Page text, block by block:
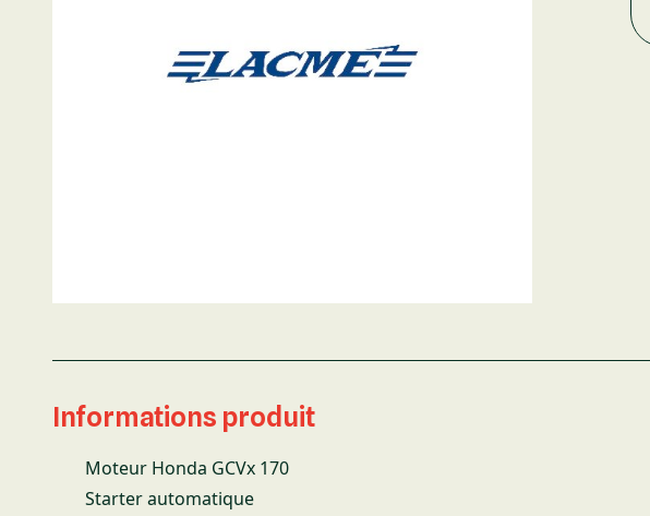
Informations produit
Moteur Honda GCVx 170
Starter automatique